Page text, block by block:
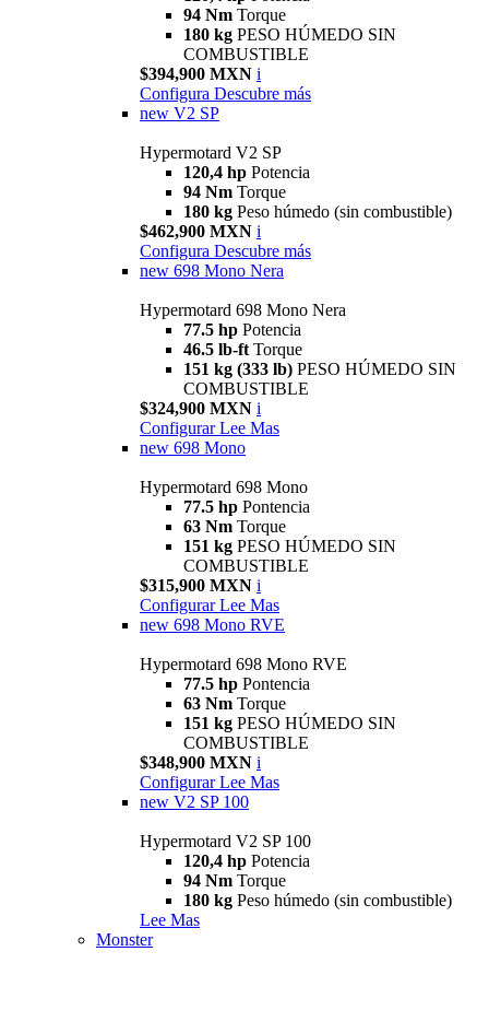
94 Nm Torque
180 kg PESO HÚMEDO SIN
COMBUSTIBLE
$394,900 MXN i
Configura Descubre más
new V2 SP
Hypermotard V2 SP
120,4 hp Potencia
94 Nm Torque
180 kg Peso húmedo (sin combustible)
$462,900 MXN i
Configura Descubre más
new 698 Mono Nera
Hypermotard 698 Mono Nera
77.5 hp Potencia
46.5 lb-ft Torque
151 kg (333 lb) PESO HÚMEDO SIN
COMBUSTIBLE
$324,900 MXN i
Configurar Lee Mas
new 698 Mono
Hypermotard 698 Mono
77.5 hp Pontencia
63 Nm Torque
151 kg PESO HÚMEDO SIN
COMBUSTIBLE
$315,900 MXN i
Configurar Lee Mas
new 698 Mono RVE
Hypermotard 698 Mono RVE
77.5 hp Pontencia
63 Nm Torque
151 kg PESO HÚMEDO SIN
COMBUSTIBLE
$348,900 MXN i
Configurar Lee Mas
new V2 SP 100
Hypermotard V2 SP 100
120,4 hp Potencia
94 Nm Torque
180 kg Peso húmedo (sin combustible)
Lee Mas
Monster